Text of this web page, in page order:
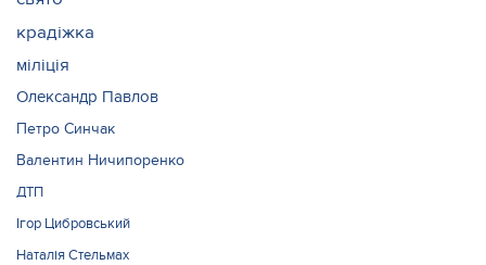
крадіжка
міліція
Олександр Павлов
Петро Синчак
Валентин Ничипоренко
ДТП
Ігор Цибровський
Наталія Стельмах